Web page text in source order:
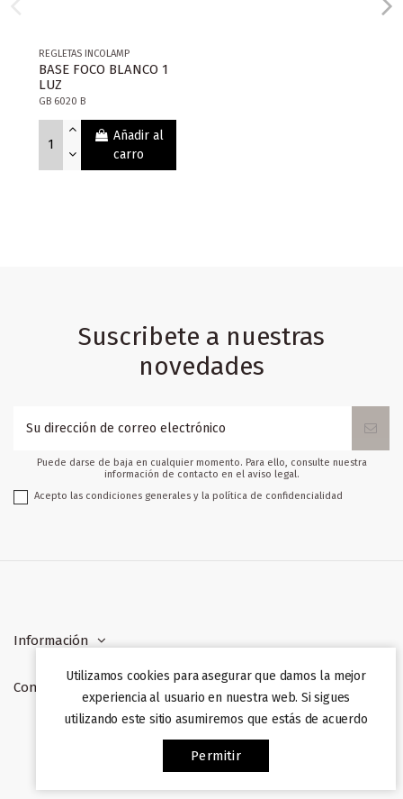
REGLETAS INCOLAMP
BASE FOCO BLANCO 1
LUZ
GB 6020 B
Añadir al
carro
Suscribete a nuestras
novedades
Puede darse de baja en cualquier momento. Para ello, consulte nuestra
información de contacto en el aviso legal.
Acepto las condiciones generales y la política de confidencialidad
Información
Contacto
Utilizamos cookies para asegurar que damos la mejor
experiencia al usuario en nuestra web. Si sigues
utilizando este sitio asumiremos que estás de acuerdo
Permitir
Afiliazon. Prohibida su copia. 2022